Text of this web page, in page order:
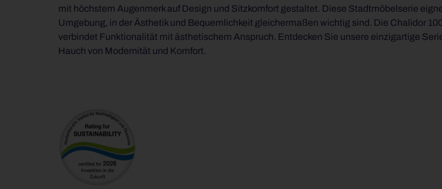
mit höchstem Augenmerk auf Design und Sitzkomfort gestaltet. Diese Stadtmöbelserie
Umgebung, in der Ästhetik und Bequemlichkeit gleichermaßen wichtig sind. Die Chalidor 100 Stadtmöbelserie setzt neue Maßstäbe und
verbindet Funktionalität mit ästhetischem Anspruch. Entdecken Sie unsere einzigartige
Hauch von Modernität und Komfort.